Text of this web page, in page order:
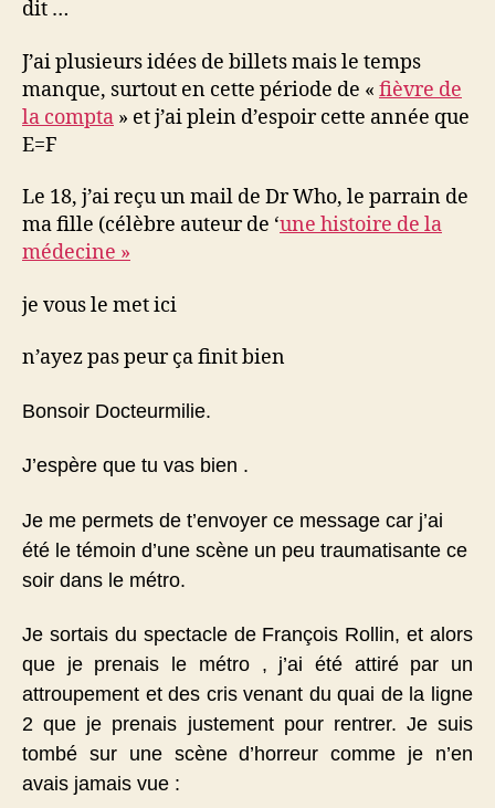
dit …
J’ai plusieurs idées de billets mais le temps
manque, surtout en cette période de « fièvre de
la compta » et j’ai plein d’espoir cette année que
E=F
Le 18, j’ai reçu un mail de Dr Who, le parrain de
ma fille (célèbre auteur de ‘une histoire de la
médecine »
je vous le met ici
n’ayez pas peur ça finit bien
Bonsoir Docteurmilie.
J’espère que tu vas bien .
Je me permets de t’envoyer ce message car j’ai
été le témoin d’une scène un peu traumatisante ce
soir dans le métro.
Je sortais du spectacle de François Rollin, et alors
que je prenais le métro , j’ai été attiré par un
attroupement et des cris venant du quai de la ligne
2 que je prenais justement pour rentrer. Je suis
tombé sur une scène d’horreur comme je n’en
avais jamais vue :